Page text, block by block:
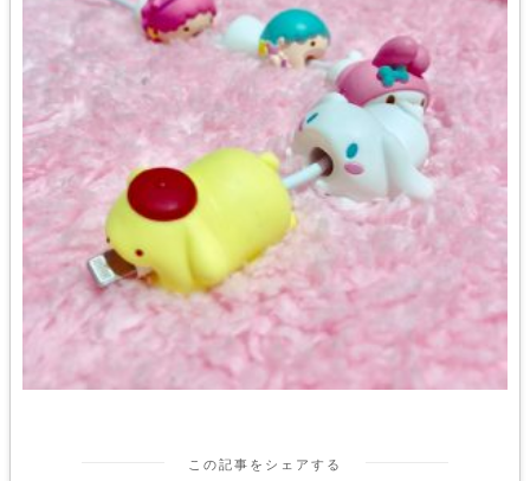
この記事をシェアする